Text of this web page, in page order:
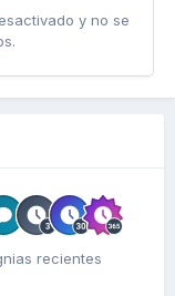
y no se
recientes